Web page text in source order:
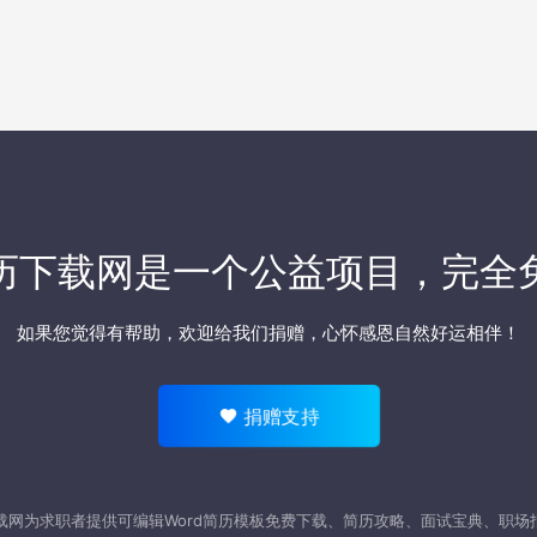
下载网是一个公益项目，完全
如果您觉得有帮助，欢迎给我们捐赠 ，心怀感恩自然好运相伴！
捐赠支持
网为求职者提供可编辑Word简历模板免费下载、简历攻略、面试宝典、职场